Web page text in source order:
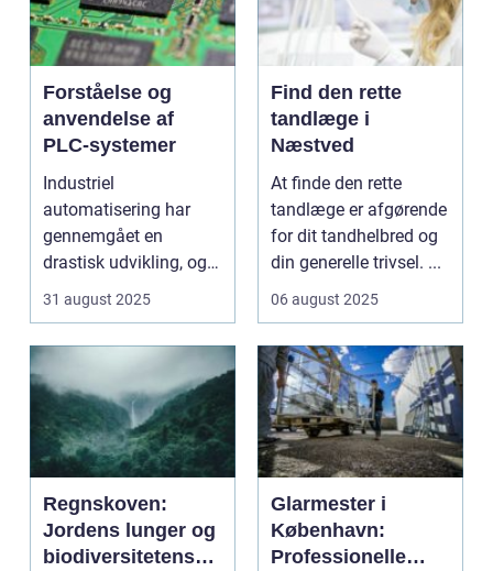
Forståelse og
anvendelse af
PLC-systemer
Industriel
automatisering har
gennemgået en
drastisk udvikling, og
én af de mest banebr...
31 august 2025
Find den rette
tandlæge i
Næstved
At finde den rette
tandlæge er afgørende
for dit tandhelbred og
din generelle trivsel. ...
06 august 2025
Regnskoven:
Jordens lunger og
biodiversitetens
Glarmester i
København:
Professionelle